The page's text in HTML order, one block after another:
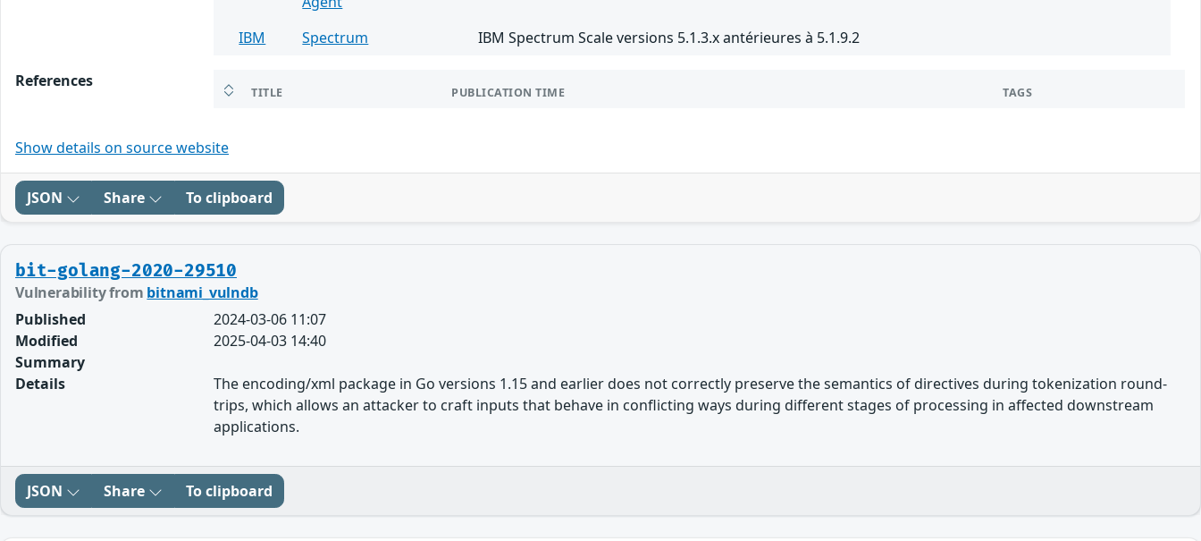
IBM Spectrum IBM Spectrum Scale versions 5.1.3.x antérieures à 5.1.9.2
References
TITLE PUBLICATION TIME TAGS
Show details on source website
JSON Share To clipboard
bit-golang-2020-29510
Vulnerability from bitnami_vulndb
Published
2024-03-06 11:07
Modified
2025-04-03 14:40
Summary
Details
The encoding/xml package in Go versions 1.15 and earlier does not correctly preserve the semantics of directives during tokenization round-
trips, which allows an attacker to craft inputs that behave in conflicting ways during different stages of processing in affected downstream
applications.
JSON Share To clipboard